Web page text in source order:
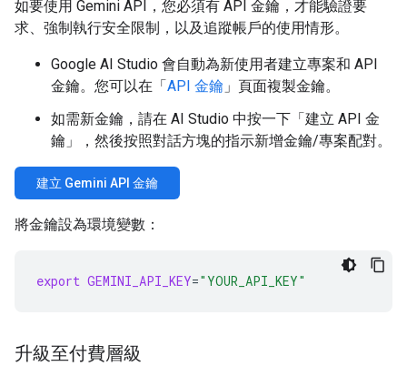
如要使用 Gemini API，您必須有 API 金鑰，才能驗證要
求、強制執行安全限制，以及追蹤帳戶的使用情形。
Google AI Studio 會自動為新使用者建立專案和 API
金鑰。您可以在「API 金鑰 」頁面複製金鑰。
如需新金鑰，請在 AI Studio 中按一下「建立 API 金
鑰」
，然後按照對話方塊的指示新增金鑰/專案配對。
建立 Gemini API 金鑰
將金鑰設為環境變數：
export GEMINI_API_KEY="YOUR_API_KEY"
升級至付費層級